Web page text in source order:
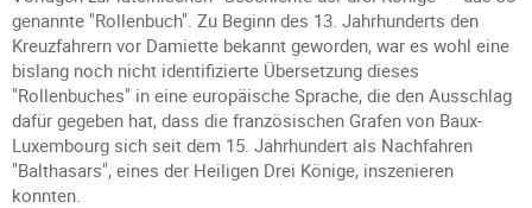
genannte "Rollenbuch". Zu Beginn des 13. Jahrhunderts den
Kreuzfahrern vor Damiette bekannt geworden, war es wohl eine
bislang noch nicht identifizierte Übersetzung dieses
"Rollenbuches" in eine europäische Sprache, die den Ausschlag
dafür gegeben hat, dass die französischen Grafen von Baux-
Luxembourg sich seit dem 15. Jahrhundert als Nachfahren
"Balthasars", eines der Heiligen Drei Könige, inszenieren
konnten.